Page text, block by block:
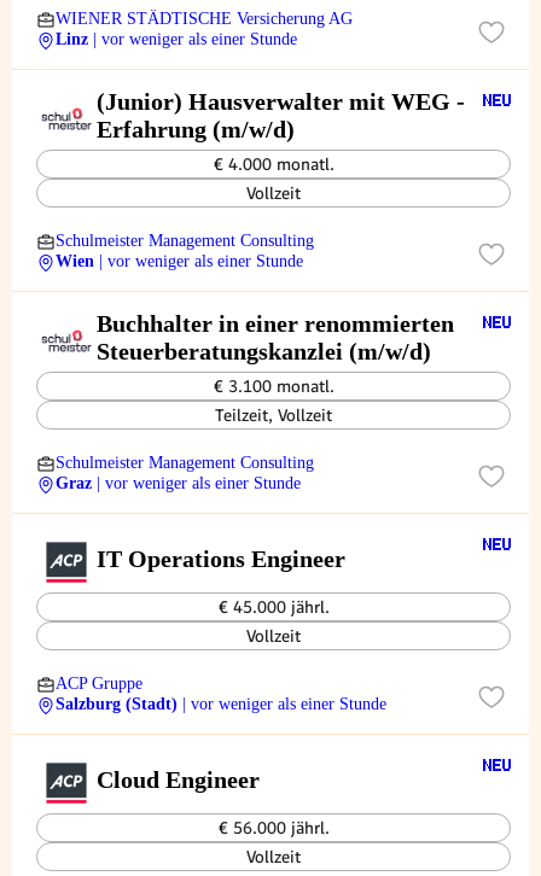
WIENER STÄDTISCHE Versicherung AG
Linz
| vor weniger als einer Stunde
(Junior) Hausverwalter mit WEG -
Erfahrung (m/w/d)
€ 4.000 monatl.
Vollzeit
Schulmeister Management Consulting
Wien
| vor weniger als einer Stunde
Buchhalter in einer renommierten
Steuerberatungskanzlei (m/w/d)
€ 3.100 monatl.
Teilzeit, Vollzeit
Schulmeister Management Consulting
Graz
| vor weniger als einer Stunde
IT Operations Engineer
€ 45.000 jährl.
Vollzeit
ACP Gruppe
Salzburg (Stadt)
| vor weniger als einer Stunde
Cloud Engineer
€ 56.000 jährl.
Vollzeit